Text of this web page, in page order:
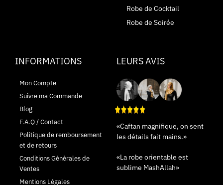
Robe de Cocktail
Robe de Soirée
INFORMATIONS
Mon Compte
Suivre ma Commande
Blog
F.A.Q / Contact
Politique de remboursement
et de retours
Conditions Générales de
Ventes
Mentions Légales
LEURS AVIS
«Caftan magnifique, on sent
les détails fait mains.»
«La robe orientable est
sublime MashAllah»